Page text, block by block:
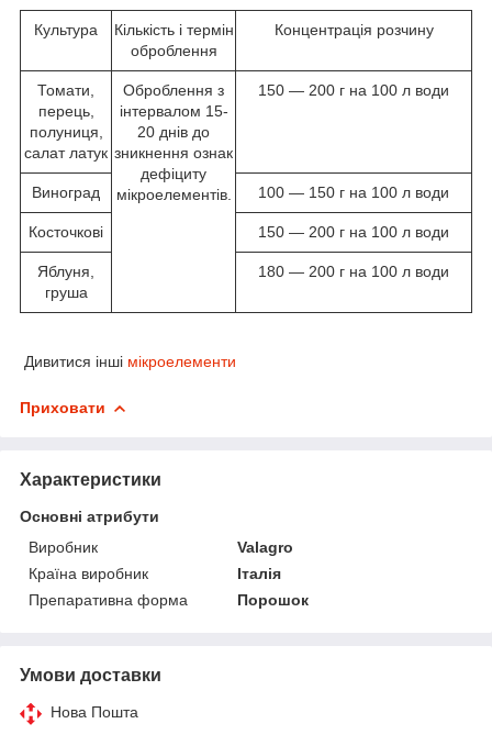
Культура
Кількість і термін
оброблення
Концентрація розчину
Томати,
перець,
полуниця,
салат латук
Оброблення з
інтервалом 15-
20 днів до
зникнення ознак
дефіциту
мікроелементів.
150 — 200 г на 100 л води
Виноград 100 — 150 г на 100 л води
Косточкові 150 — 200 г на 100 л води
Яблуня,
груша
180 — 200 г на 100 л води
Дивитися інші мікроелементи
Приховати
Характеристики
Основні атрибути
Виробник
Valagro
Країна виробник
Італія
Препаративна форма
Порошок
Умови доставки
Нова Пошта